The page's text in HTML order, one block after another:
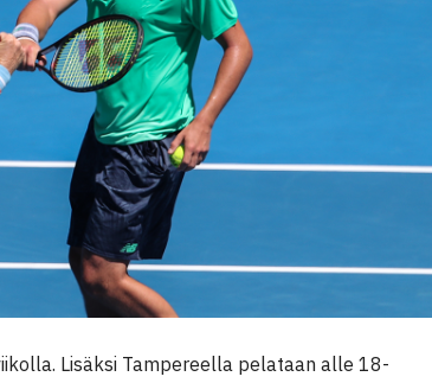
Lisäksi Tampereella pelataan alle 18-